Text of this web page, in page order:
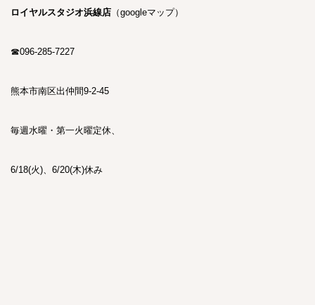
ロイヤルスタジオ浜線店 （googleマップ）
☎096-285-7227
熊本市南区出仲間9-2-45
毎週水曜・第一火曜定休、
6/18(火)、6/20(木)休み